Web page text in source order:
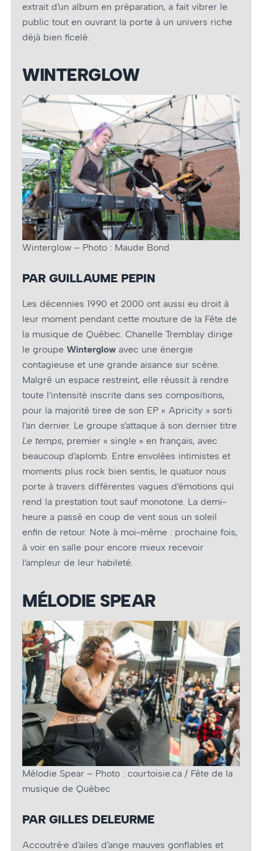
extrait d’un album en préparation, a fait vibrer le
public tout en ouvrant la porte à un univers riche
déjà bien ficelé.
WINTERGLOW
Winterglow – Photo : Maude Bond
PAR GUILLAUME PEPIN
Les décennies 1990 et 2000 ont aussi eu droit à
leur moment pendant cette mouture de la Fête de
la musique de Québec. Chanelle Tremblay dirige
le groupe Winterglow avec une énergie
contagieuse et une grande aisance sur scène.
Malgré un espace restreint, elle réussit à rendre
toute l’intensité inscrite dans ses compositions,
pour la majorité tiree de son EP « Apricity » sorti
l’an dernier. Le groupe s’attaque à son dernier titre
Le temps, premier « single » en français, avec
beaucoup d’aplomb. Entre envolées intimistes et
moments plus rock bien sentis, le quatuor nous
porte à travers différentes vagues d’émotions qui
rend la prestation tout sauf monotone. La demi-
heure a passé en coup de vent sous un soleil
enfin de retour. Note à moi-même : prochaine fois,
à voir en salle pour encore mieux recevoir
l’ampleur de leur habileté.
MÉLODIE SPEAR
Mélodie Spear – Photo : courtoisie.ca / Fête de la
musique de Québec
PAR GILLES DELEURME
Accoutré·e d’ailes d’ange mauves gonflables et